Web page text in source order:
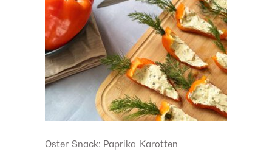
Oster-Snack: Paprika-Karotten